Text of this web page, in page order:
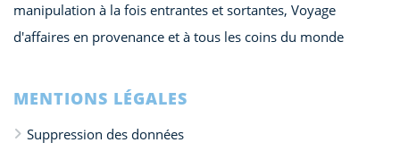
manipulation à la fois entrantes et sortantes, Voyage
d'affaires en provenance et à tous les coins du monde
MENTIONS LÉGALES
Suppression des données